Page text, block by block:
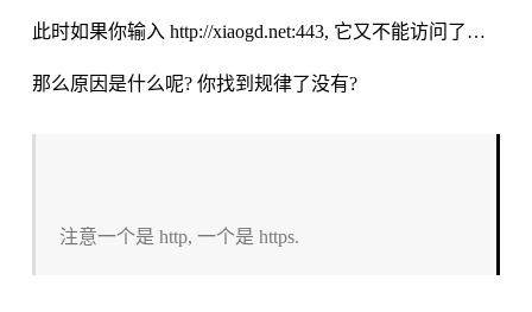
此时如果你输入 http://xiaogd.net:443, 它又不能访问了…
那么原因是什么呢? 你找到规律了没有?
注意一个是 http, 一个是 https.